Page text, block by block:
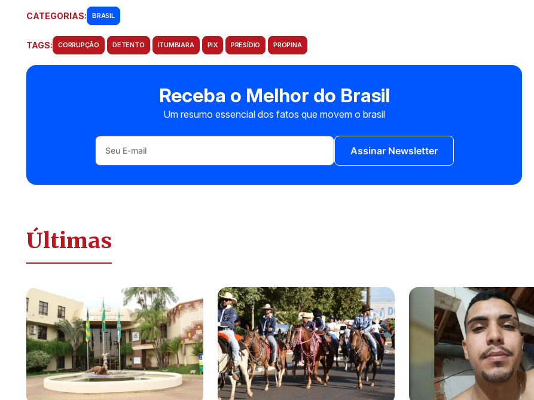
CATEGORIAS: BRASIL
TAGS: CORRUPÇÃO DETENTO ITUMBIARA PIX PRESÍDIO PROPINA
Receba o Melhor do Brasil
Um resumo essencial dos fatos que movem o brasil
Assinar Newsletter
Últimas